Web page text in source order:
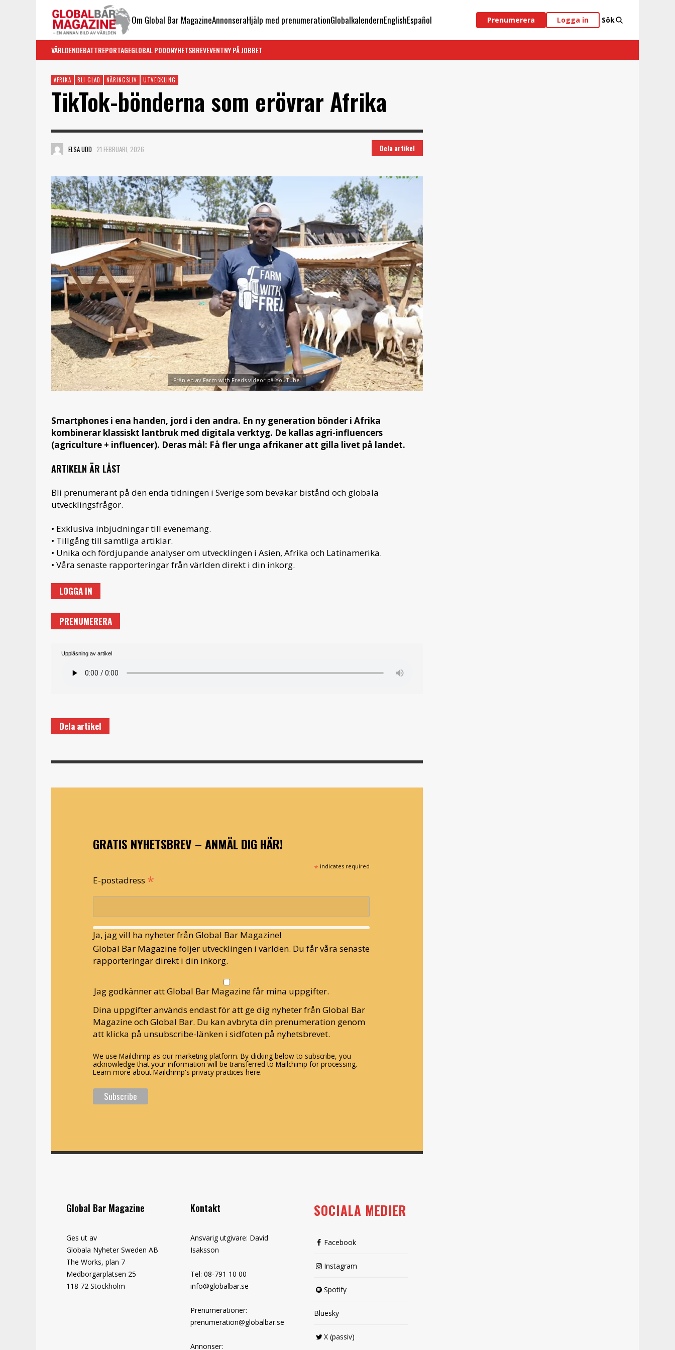
Om Global Bar MagazineAnnonseraHjälp med prenumerationGlobalkalendernEnglishEspañol Prenumerera Logga in Sök
VÄRLDENDEBATTREPORTAGEGLOBAL PODDNYHETSBREVEVENTNY PÅ JOBBET
AFRIKA BLI GLAD NÄRINGSLIV UTVECKLING
TikTok-bönderna som erövrar Afrika
ELSA UDD 21 FEBRUARI, 2026 Dela artikel
Från en av Farm with Freds videor på YouTube.
Smartphones i ena handen, jord i den andra. En ny generation bönder i Afrika
kombinerar klassiskt lantbruk med digitala verktyg. De kallas agri-influencers
(agriculture + influencer). Deras mål: Få fler unga afrikaner att gilla livet på landet.
ARTIKELN ÄR LÅST
Bli prenumerant på den enda tidningen i Sverige som bevakar bistånd och globala
utvecklingsfrågor.
• Exklusiva inbjudningar till evenemang.
• Tillgång till samtliga artiklar.
• Unika och fördjupande analyser om utvecklingen i Asien, Afrika och Latinamerika.
• Våra senaste rapporteringar från världen direkt i din inkorg.
LOGGA IN
PRENUMERERA
Uppläsning av artikel
Dela artikel
GRATIS NYHETSBREV – ANMÄL DIG HÄR!
* indicates required
E-postadress *
Ja, jag vill ha nyheter från Global Bar Magazine!
Global Bar Magazine följer utvecklingen i världen. Du får våra senaste
rapporteringar direkt i din inkorg.
Jag godkänner att Global Bar Magazine får mina uppgifter.
Dina uppgifter används endast för att ge dig nyheter från Global Bar
Magazine och Global Bar. Du kan avbryta din prenumeration genom
att klicka på unsubscribe-länken i sidfoten på nyhetsbrevet.
We use Mailchimp as our marketing platform. By clicking below to subscribe, you
acknowledge that your information will be transferred to Mailchimp for processing.
Learn more about Mailchimp's privacy practices here.
Global Bar Magazine
Ges ut av
Globala Nyheter Sweden AB
The Works, plan 7
Medborgarplatsen 25
118 72 Stockholm
Kontakt
Ansvarig utgivare: David
Isaksson
Tel: 08-791 10 00
info@globalbar.se
Prenumerationer:
prenumeration@globalbar.se
Annonser:
SOCIALA MEDIER
Facebook
Instagram
Spotify
Bluesky
X (passiv)